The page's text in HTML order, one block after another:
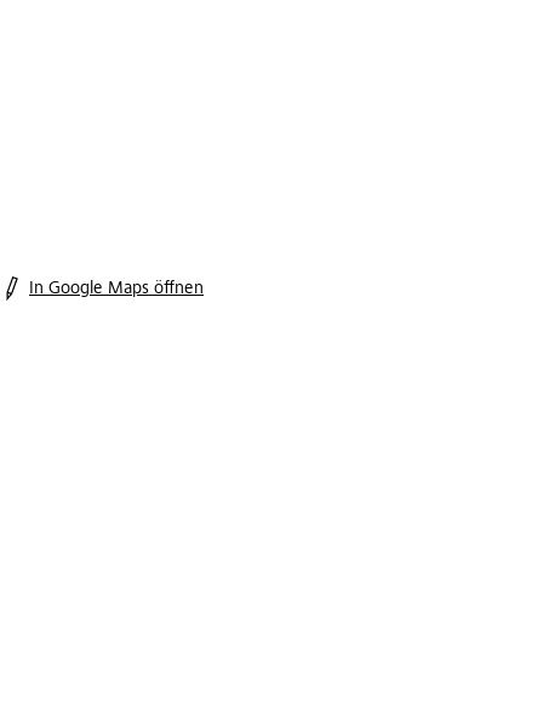
In Google Maps öffnen